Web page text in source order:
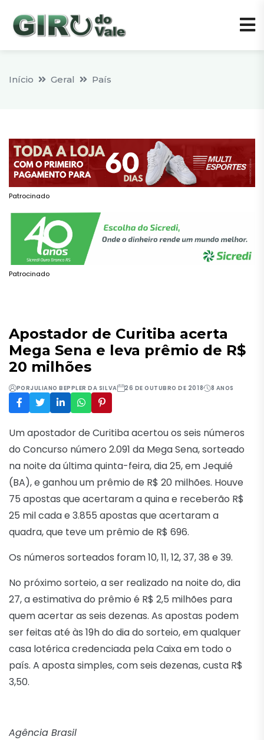
Início Geral País
Patrocinado
Patrocinado
Apostador de Curitiba acerta
Mega Sena e leva prêmio de R$
20 milhões
PORJULIANO BEPPLER DA SILVA 26 DE OUTUBRO DE 2018 8 ANOS
Um apostador de Curitiba acertou os seis números
do Concurso número 2.091 da Mega Sena, sorteado
na noite da última quinta-feira, dia 25, em Jequié
(BA), e ganhou um prêmio de R$ 20 milhões. Houve
75 apostas que acertaram a quina e receberão R$
25 mil cada e 3.855 apostas que acertaram a
quadra, que teve um prêmio de R$ 696.
Os números sorteados foram 10, 11, 12, 37, 38 e 39.
No próximo sorteio, a ser realizado na noite do, dia
27, a estimativa do prêmio é R$ 2,5 milhões para
quem acertar as seis dezenas. As apostas podem
ser feitas até às 19h do dia do sorteio, em qualquer
casa lotérica credenciada pela Caixa em todo o
país. A aposta simples, com seis dezenas, custa R$
3,50.
Agência Brasil